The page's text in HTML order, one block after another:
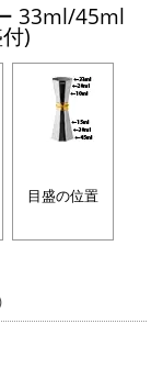
33ml/45ml
)
目盛の位置